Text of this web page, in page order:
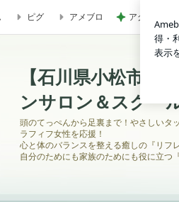
8月分募集開始!! | 【石川県小松
ピグ アメブロ アグネス 孫
【石川県小松市】
ンサロン＆スク
頭のてっぺんから足裏まで！やさしい
ラフィフ女性を応援！
心と体のバランスを整える癒しの『リフ
自分のためにも家族のためにも役に立